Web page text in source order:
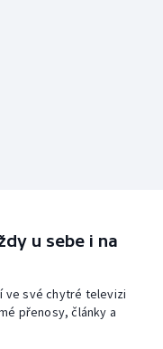
u sebe i na
ve své chytré televizi
přenosy, články a